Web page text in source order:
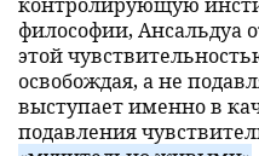
философии, Ансальдуа
этой
освобождая, а не
выступает именно в
подавления